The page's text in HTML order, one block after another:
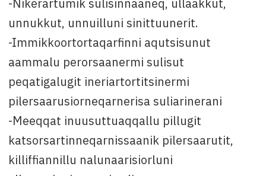
-Nikerartumik sulisinnaaneq, ullaakkut,
unnukkut, unnuilluni sinittuunerit.
-Immikkoortortaqarfinni aqutsisunut
aammalu perorsaanermi sulisut
peqatigalugit ineriartortitsinermi
pilersaarusiorneqarnerisa suliarinerani
-Meeqqat inuusuttuaqqallu pillugit
katsorsartinneqarnissaanik pilersaarutit,
killiffiannillu nalunaarisiorluni